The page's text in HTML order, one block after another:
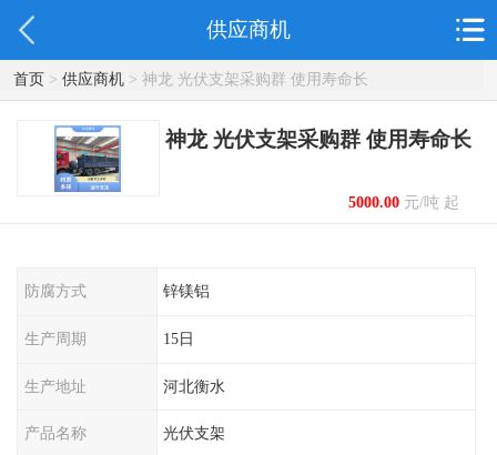
供应商机
首页> 供应商机> 神龙 光伏支架采购群 使用寿命长
神龙 光伏支架采购群 使用寿命长
5000.00元/吨 起
防腐方式 锌镁铝
生产周期 15日
生产地址 河北衡水
产品名称 光伏支架